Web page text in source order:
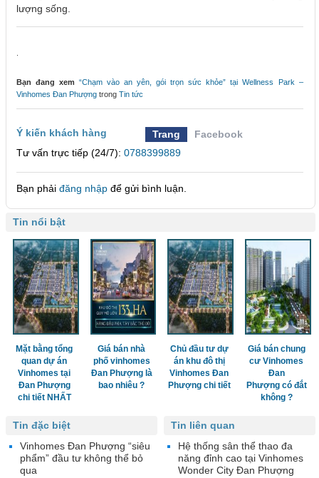
lượng sống.
Bạn đang xem “Chạm vào an yên, gói trọn sức khỏe” tại Wellness Park –
Vinhomes Đan Phượng trong Tin tức
Ý kiến khách hàng Trang
Facebook
Tư vấn trực tiếp (24/7): 0788399889
Bạn phải đăng nhập để gửi bình luận.
Tin nổi bật
Mặt bằng tổng
quan dự án
Vinhomes tại
Đan Phượng
chi tiết NHẤT
Giá bán nhà
phố vinhomes
Đan Phượng là
bao nhiêu ?
Chủ đầu tư dự
án khu đô thị
Vinhomes Đan
Phượng chi tiết
Giá bán chung
cư Vinhomes
Đan
Phượng có đắt
không ?
Tin liên quan
Hệ thống sân thể thao đa
năng đỉnh cao tại Vinhomes
Wonder City Đan Phượng
Tin đặc biệt
Vinhomes Đan Phượng “siêu
phẩm” đầu tư không thể bỏ
qua